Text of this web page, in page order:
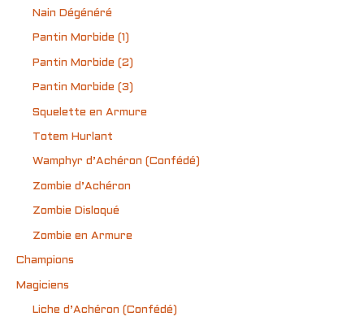
Nain Dégénéré
Pantin Morbide (1)
Pantin Morbide (2)
Pantin Morbide (3)
Squelette en Armure
Totem Hurlant
Wamphyr d’Achéron (Confédé)
Zombie d’Achéron
Zombie Disloqué
Zombie en Armure
Champions
Magiciens
Liche d’Achéron (Confédé)